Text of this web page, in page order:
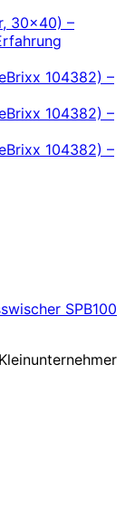
30×40) –
104382) –
104382) –
104382) –
SPB100